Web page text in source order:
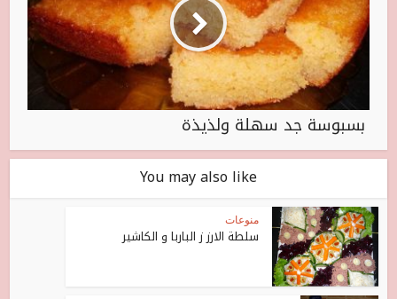
بسبوسة جد سهلة ولذيذة
You may also like
منوعات
سلطة الارز ز الباربا و الكاشير